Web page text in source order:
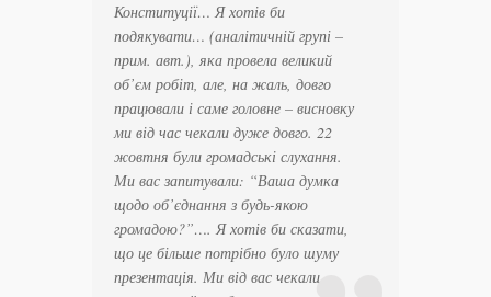
Конституції… Я хотів би
подякувати… (аналітичній групі –
прим. авт.), яка провела великий
об’єм робіт, але, на жаль, довго
працювали і саме головне – висновку
ми від час чекали дуже довго. 22
жовтня були громадські слухання.
Ми вас запитували: “Ваша думка
щодо об’єднання з будь-якою
громадою?”…. Я хотів би сказати,
що це більше потрібно було шуму
презентація. Ми від вас чекали